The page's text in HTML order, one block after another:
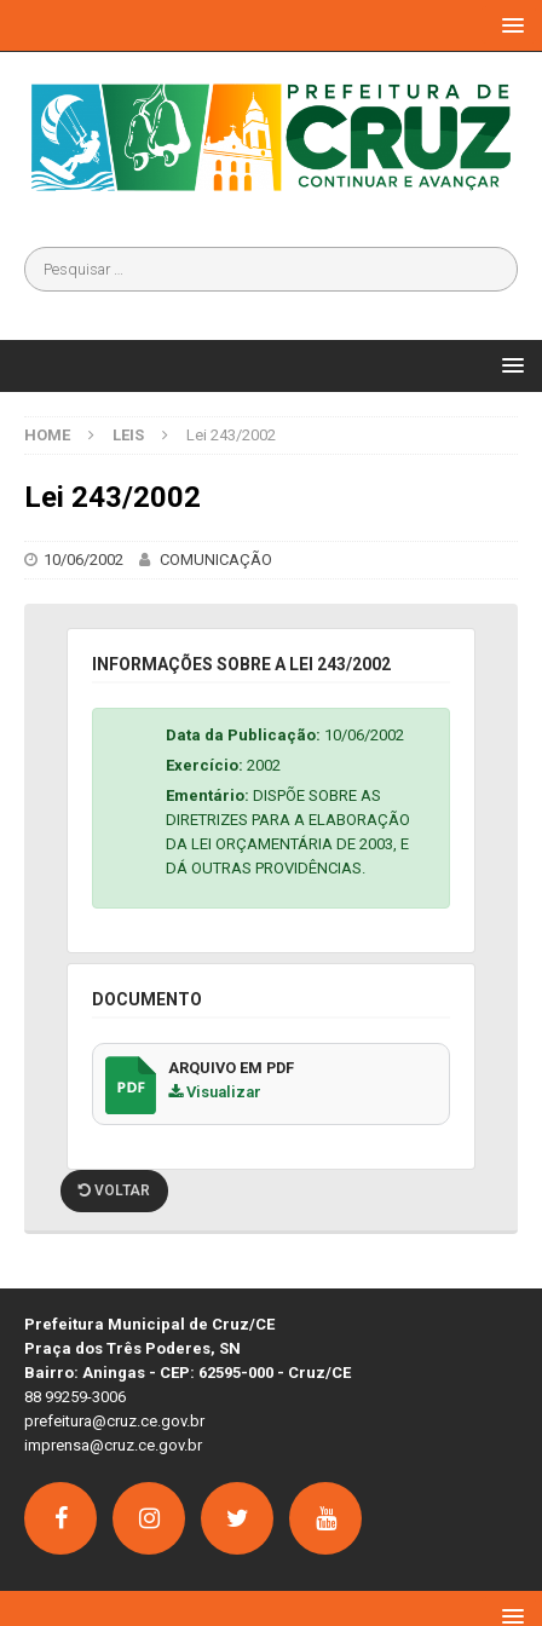
HOME LEIS Lei 243/2002
Lei 243/2002
10/06/2002 COMUNICAÇÃO
INFORMAÇÕES SOBRE A LEI 243/2002
Data da Publicação: 10/06/2002
Exercício: 2002
Ementário: DISPÕE SOBRE AS
DIRETRIZES PARA A ELABORAÇÃO
DA LEI ORÇAMENTÁRIA DE 2003, E
DÁ OUTRAS PROVIDÊNCIAS.
DOCUMENTO
ARQUIVO EM PDF
Visualizar
VOLTAR
Prefeitura Municipal de Cruz/CE
Praça dos Três Poderes, SN
Bairro: Aningas - CEP: 62595-000 - Cruz/CE
88 99259-3006
prefeitura@cruz.ce.gov.br
imprensa@cruz.ce.gov.br